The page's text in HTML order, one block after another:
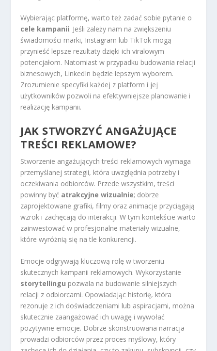
Wybierając platformę, warto też zadać sobie pytanie o
cele kampanii. Jeśli zależy nam na zwiększeniu
świadomości marki, Instagram lub TikTok mogą
przynieść lepsze rezultaty dzięki ich viralowym
potencjałom. Natomiast w przypadku budowania relacji
biznesowych, LinkedIn będzie lepszym wyborem.
Zrozumienie specyfiki każdej z platform i jej
użytkowników pozwoli na efektywniejsze planowanie i
realizację kampanii.
JAK STWORZYĆ ANGAŻUJĄCE
TREŚCI REKLAMOWE?
Stworzenie angażujących treści reklamowych wymaga
przemyślanej strategii, która uwzględnia potrzeby i
oczekiwania odbiorców. Przede wszystkim, treści
powinny być atrakcyjne wizualnie; dobrze
zaprojektowane grafiki, filmy oraz animacje przyciągają
wzrok i zachęcają do interakcji. W tym kontekście warto
zainwestować w profesjonalne materiały wizualne,
które wyróżnią się na tle konkurencji.
Emocje odgrywają kluczową rolę w tworzeniu
skutecznych kampanii reklamowych. Wykorzystanie
storytellingu pozwala na budowanie silniejszych
relacji z odbiorcami. Opowiadając historię, która
rezonuje z ich doświadczeniami lub aspiracjami, można
skutecznie zaangażować ich uwagę i wywołać
pozytywne emocje. Dobrze skonstruowana narracja
prowadzi odbiorców przez proces myślowy, który